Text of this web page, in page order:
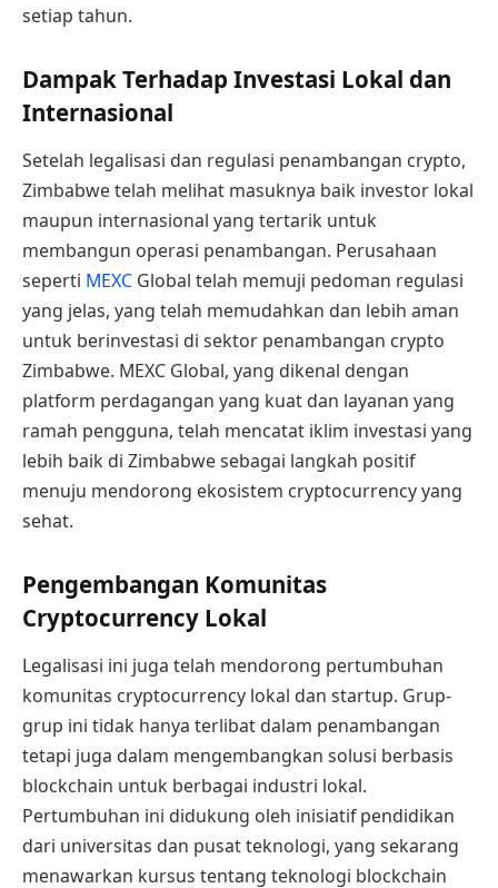
setiap tahun.
Dampak Terhadap Investasi Lokal dan
Internasional
Setelah legalisasi dan regulasi penambangan crypto,
Zimbabwe telah melihat masuknya baik investor lokal
maupun internasional yang tertarik untuk
membangun operasi penambangan. Perusahaan
seperti MEXC Global telah memuji pedoman regulasi
yang jelas, yang telah memudahkan dan lebih aman
untuk berinvestasi di sektor penambangan crypto
Zimbabwe. MEXC Global, yang dikenal dengan
platform perdagangan yang kuat dan layanan yang
ramah pengguna, telah mencatat iklim investasi yang
lebih baik di Zimbabwe sebagai langkah positif
menuju mendorong ekosistem cryptocurrency yang
sehat.
Pengembangan Komunitas
Cryptocurrency Lokal
Legalisasi ini juga telah mendorong pertumbuhan
komunitas cryptocurrency lokal dan startup. Grup-
grup ini tidak hanya terlibat dalam penambangan
tetapi juga dalam mengembangkan solusi berbasis
blockchain untuk berbagai industri lokal.
Pertumbuhan ini didukung oleh inisiatif pendidikan
dari universitas dan pusat teknologi, yang sekarang
menawarkan kursus tentang teknologi blockchain